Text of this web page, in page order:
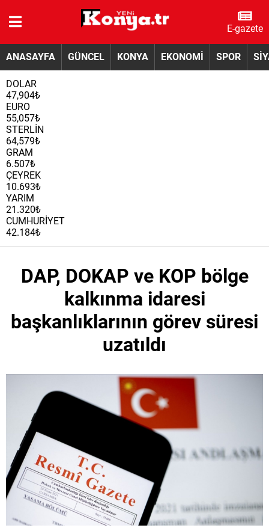
E-gazete
ANASAYFA GÜNCEL KONYA EKONOMİ SPOR
DOLAR
47,904₺
EURO
55,057₺
STERLİN
64,579₺
GRAM
6.507₺
ÇEYREK
10.693₺
YARIM
21.320₺
CUMHURİYET
42.184₺
DAP, DOKAP ve KOP bölge
kalkınma idaresi
başkanlıklarının görev süresi
uzatıldı